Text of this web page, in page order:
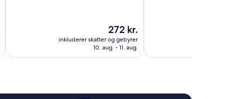
Prisen
er
272 kr.
272 kr.
inkluderer skatter og gebyrer
10. aug. - 11. aug.